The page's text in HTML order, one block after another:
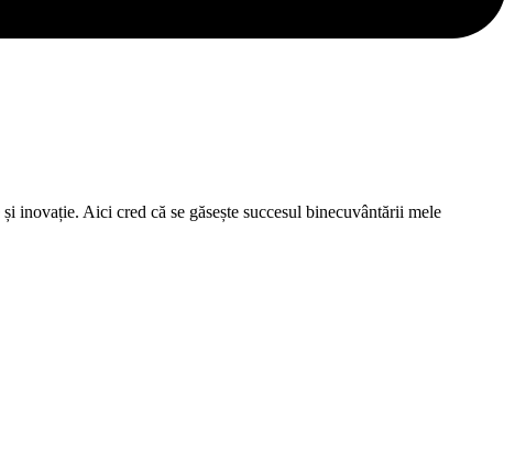
inovație. Aici cred că se găsește succesul binecuvântării mele